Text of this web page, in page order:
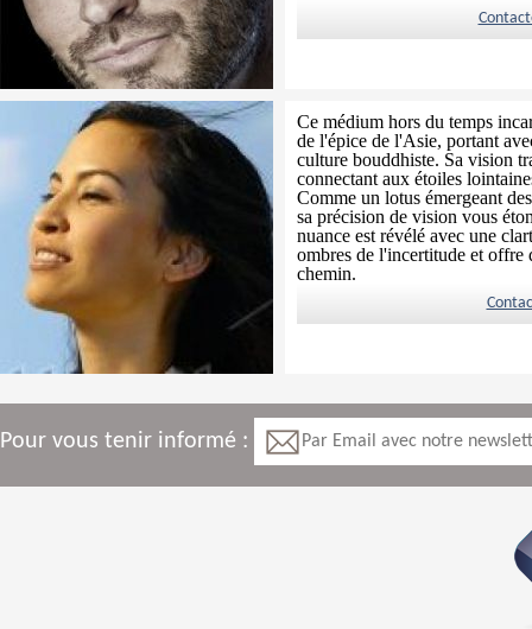
Ce médium hors du temps
de l'épice de l'Asie, portant
culture bouddhiste. Sa vision
connectant aux étoiles
Comme un lotus émergeant
sa précision de vision vous
nuance est révélé avec une
ombres de l'incertitude et offre
chemin.
Pour vous tenir informé :